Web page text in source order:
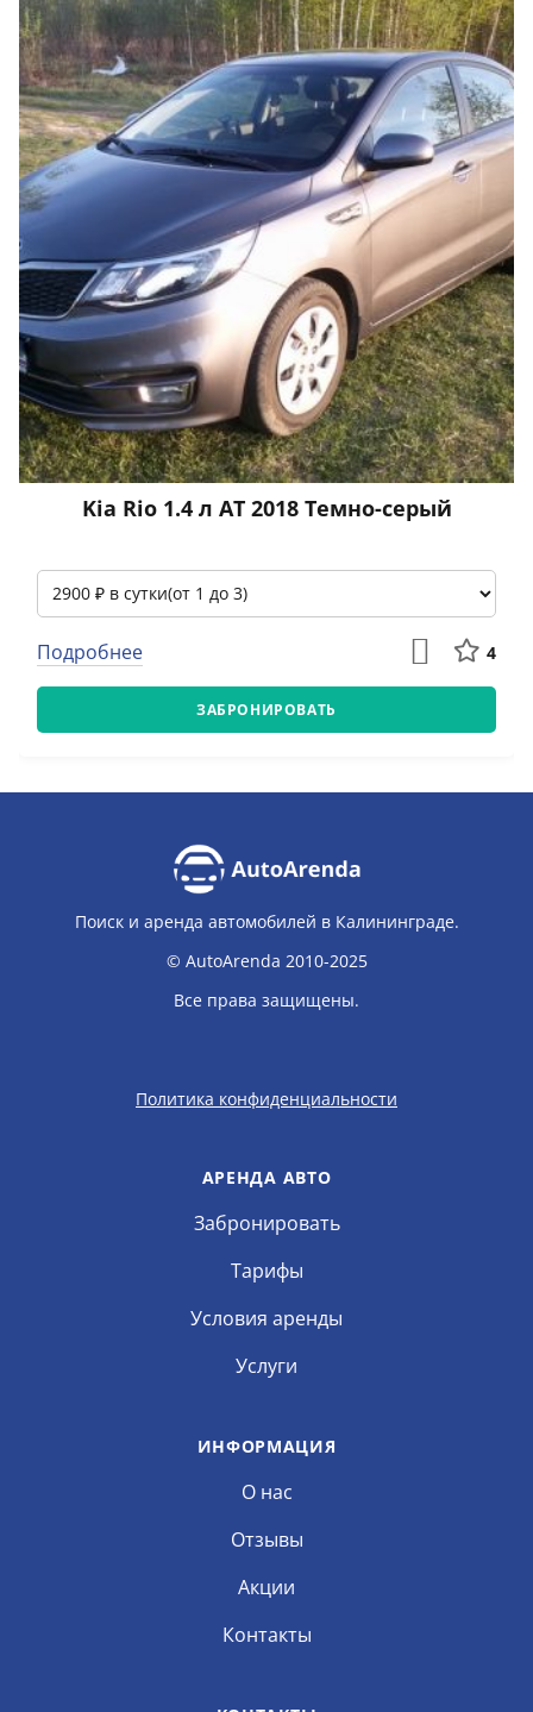
Kia Rio 1.4 л АТ 2018 Темно-серый
Подробнее 4
ЗАБРОНИРОВАТЬ
Поиск и аренда автомобилей в Калининграде.
© AutoArenda 2010-2025
Все права защищены.
Политика конфиденциальности
АРЕНДА АВТО
Забронировать
Тарифы
Условия аренды
Услуги
ИНФОРМАЦИЯ
О нас
Отзывы
Акции
Контакты